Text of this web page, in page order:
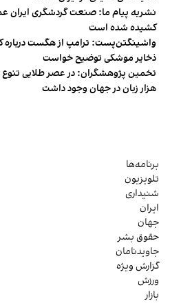
نشریه پیام ما: صنعت گردشگری ایران
کشیده شده است
واشینگتن‌پست: ترامپ از هگست
ذخایر موشکی توضیح خواست
هزار زبان در جهان وجود داشت
برنامه‌ها
تلویزیون
شنیداری
ایران
جهان
حقوق بشر
جاویدنامان
گزارش ویژه
ورزش
بازار